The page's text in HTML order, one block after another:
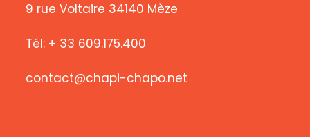
9 rue Voltaire 34140 Mèze
Tél: + 33 609.175.400
contact@chapi-chapo.net